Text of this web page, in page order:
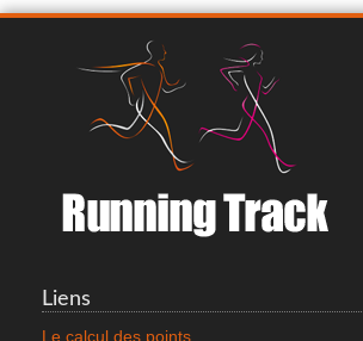
MIZUNO WAVE MUJIN 10
Liens
Le calcul des points